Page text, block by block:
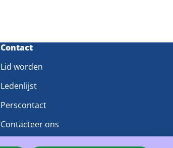
Contact
Lid worden
Ledenlijst
Perscontact
Contacteer ons